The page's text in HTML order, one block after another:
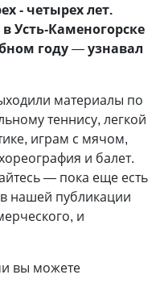
- четырех лет.
Усть-Каменогорске
году—узнавал
материалы по
теннису, легкой
играм с мячом,
и балет.
— пока еще есть
нашей публикации
и
вы можете